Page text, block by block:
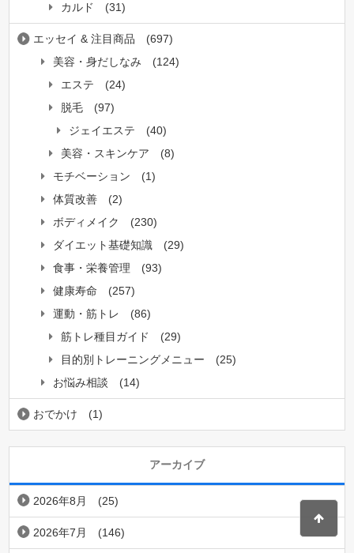
カルド
(31)
エッセイ & 注目商品
(697)
美容・身だしなみ
(124)
エステ
(24)
脱毛
(97)
ジェイエステ
(40)
美容・スキンケア
(8)
モチベーション
(1)
体質改善
(2)
ボディメイク
(230)
ダイエット基礎知識
(29)
食事・栄養管理
(93)
健康寿命
(257)
運動・筋トレ
(86)
筋トレ種目ガイド
(29)
目的別トレーニングメニュー
(25)
お悩み相談
(14)
おでかけ (1)
アーカイブ
2026年8月 (25)
2026年7月 (146)